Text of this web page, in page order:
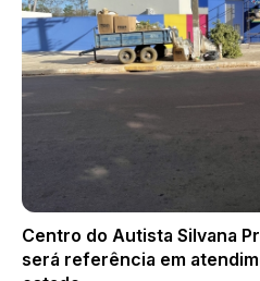
Centro do Autista Silvana
será referência em